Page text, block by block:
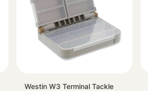
Westin W3 Terminal Tackle